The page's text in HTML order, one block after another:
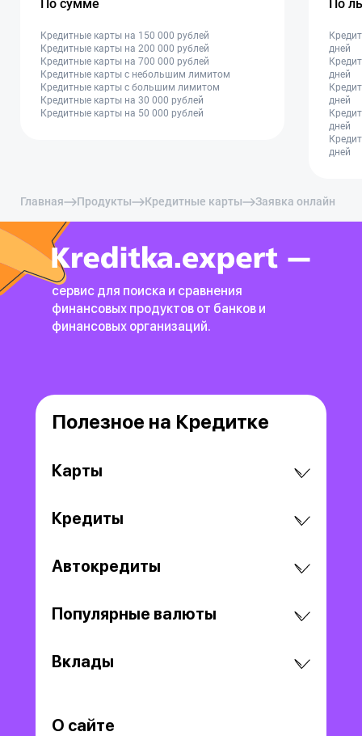
По сумме
Кредитные карты на 150 000 рублей
Кредитные карты на 200 000 рублей
Кредитные карты на 700 000 рублей
Кредитные карты с небольшим лимитом
Кредитные карты с большим лимитом
Кредитные карты на 30 000 рублей
Кредитные карты на 50 000 рублей
По
дней
дней
дней
дней
дней
Главная Продукты Кредитные карты Заявка онлайн
сервис для поиска и сравнения
финансовых продуктов от банков и
финансовых организаций.
Полезное на Кредитке
Карты
Кредиты
Автокредиты
Популярные валюты
Вклады
О сайте